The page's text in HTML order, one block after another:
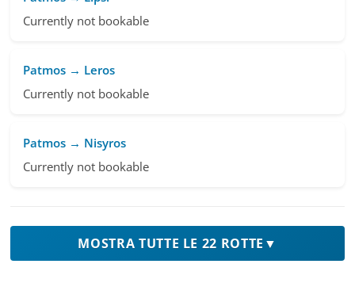
Currently not bookable
Patmos → Leros
Currently not bookable
Patmos → Nisyros
Currently not bookable
MOSTRA TUTTE LE 22 ROTTE ▼